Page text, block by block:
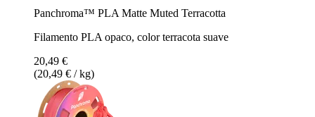
Panchroma™ PLA Matte Muted Terracotta
Filamento PLA opaco, color terracota suave
20,49 €
(20,49 € / kg)